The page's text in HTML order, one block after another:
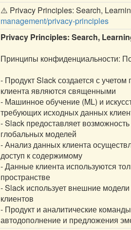
⚠️ Privacy Principles: Search,
management/privacy-principles
Privacy Principles: Search,
Принципы конфиденциальности:
- Продукт Slack создается с
клиента являются священными
- Машинное обучение (ML) и
требующих исходных данных
- Slack предоставляет
глобальных моделей
- Анализ данных клиента
доступ к содержимому
- Данные клиента используются
пространстве
- Slack использует внешние
клиентов
- Продукт и аналитические
автодополнение и предложения